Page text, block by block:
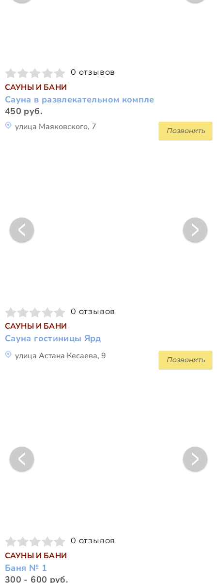
0 отзывов
САУНЫ И БАНИ
Сауна в развлекательном компле
450 руб.
Позвонить
улица Маяковского, 7
0 отзывов
САУНЫ И БАНИ
Сауна гостиницы Ярд
Позвонить
улица Астана Кесаева, 9
0 отзывов
САУНЫ И БАНИ
Баня № 1
300 - 600 руб.